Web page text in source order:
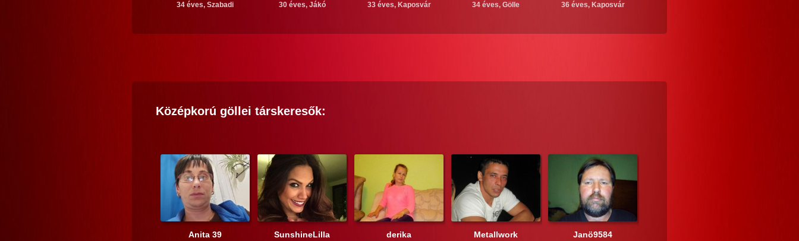
34 éves, Szabadi 30 éves, Jákó 33 éves, Kaposvár 34 éves, Gölle 36 éves, Kaposvár
Középkorú göllei társkeresők:
Anita 39 SunshineLilla derika Metallwork Janö9584